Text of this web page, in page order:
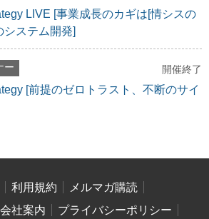
LIVE [事業成長のカギは[情シスの
システム開発]
ー 開催終了
[前提のゼロトラスト、不断のサイ
利用規約
メルマガ購読
会社案内
プライバシーポリシー